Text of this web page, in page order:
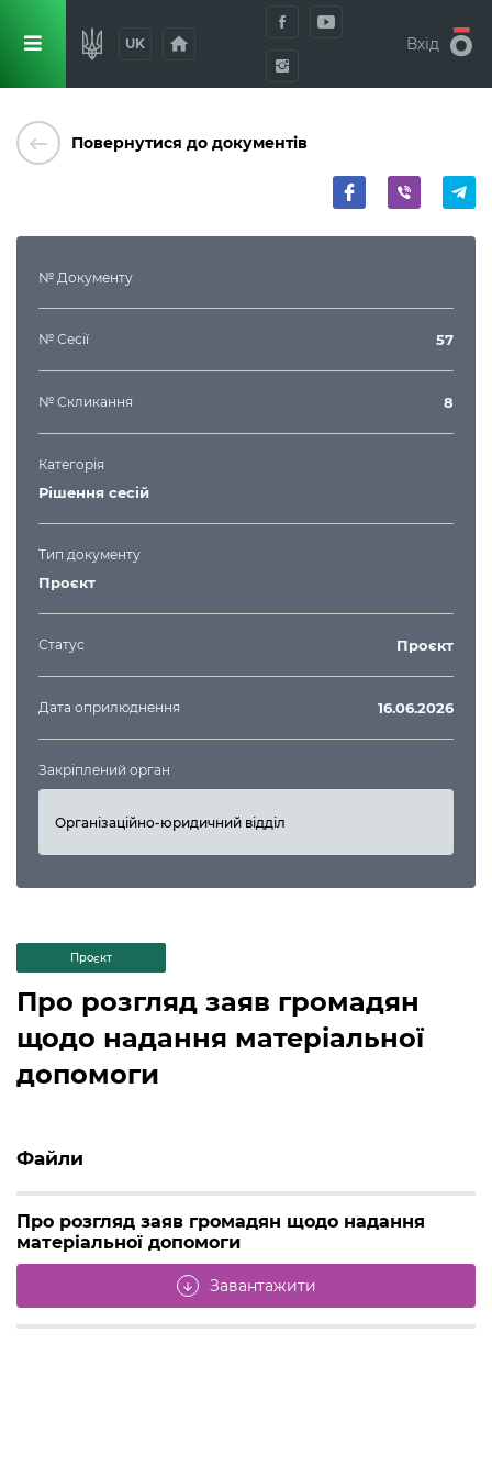
UK home Вхід
keyboard_backspace Повернутися до документів
№ Документу
№ Сесії 57
№ Скликання 8
Категорія
Рішення сесій
Тип документу
Проєкт
Статус Проєкт
Дата оприлюднення 16.06.2026
Закріплений орган
Організаційно-юридичний відділ
Проєкт
Про розгляд заяв громадян
щодо надання матеріальної
допомоги
Файли
Про розгляд заяв громадян щодо надання
матеріальної допомоги
arrow_downward Завантажити